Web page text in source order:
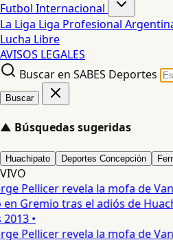
Futbol Internacional
La Liga Liga Profesional
Lucha Libre
AVISOS LEGALES
Buscar en SABES Deportes
Buscar
▲ Búsquedas sugeridas
Huachipato Deportes Concepción
VIVO
Pellicer revela la mofa de
Gremio tras el adiós de
•
Pellicer revela la mofa de